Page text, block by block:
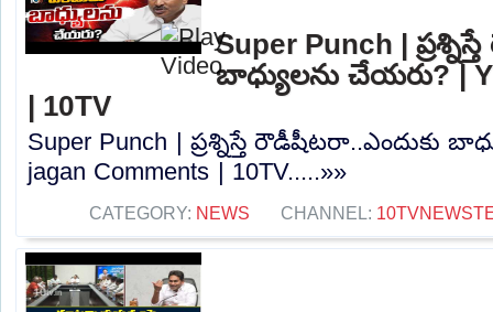
Super Punch |
బాధ్యులను చేయరు? |
| 10TV
Super Punch | ప్రశ్నిస్తే రౌడీషీటరా..ఎందుకు
jagan Comments | 10TV.....»»
CATEGORY: NEWS CHANNEL: